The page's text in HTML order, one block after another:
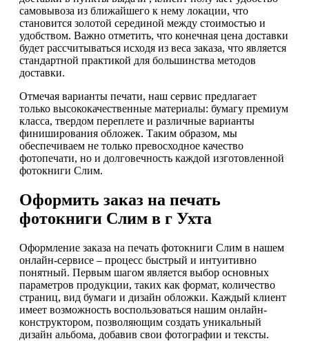
самовывоза из ближайшего к нему локации, что
становится золотой серединой между стоимостью и
удобством. Важно отметить, что конечная цена доставки
будет рассчитываться исходя из веса заказа, что является
стандартной практикой для большинства методов
доставки.
Отмечая варианты печати, наш сервис предлагает
только высококачественные материалы: бумагу премиум
класса, твердом переплете и различные варианты
финиширования обложек. Таким образом, мы
обеспечиваем не только превосходное качество
фотопечати, но и долговечность каждой изготовленной
фотокниги Слим.
Оформить заказ на печать
фотокниги Слим в г Ухта
Оформление заказа на печать фотокниги Слим в нашем
онлайн-сервисе – процесс быстрый и интуитивно
понятный. Первым шагом является выбор основных
параметров продукции, таких как формат, количество
страниц, вид бумаги и дизайн обложки. Каждый клиент
имеет возможность воспользоваться нашим онлайн-
конструктором, позволяющим создать уникальный
дизайн альбома, добавив свои фотографии и тексты.